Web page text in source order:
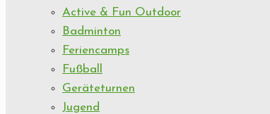
Active & Fun Outdoor
Badminton
Feriencamps
Fußball
Geräteturnen
Jugend